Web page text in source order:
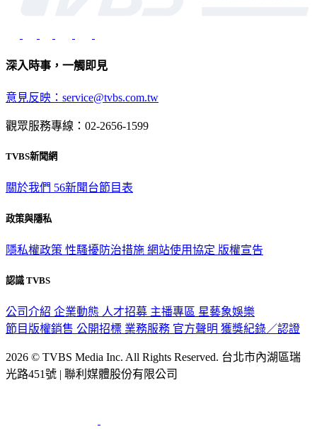
深入時事，一觸即見
意見反映：service@tvbs.com.tw
觀眾服務專線：02-2656-1599
TVBS新聞網
關於我們 56新聞台節目表
政策與隱私
隱私權政策 性騷擾防治措施 網站使用協定 版權宣告
認識 TVBS
公司介紹 企業動態 人才招募 主播專區 星藝象娛樂
節目版權銷售 公開招標 業務服務 官方聲明 獲獎紀錄／認證
2026 © TVBS Media Inc. All Rights Reserved. 台北市內湖區瑞
光路451號 | 聯利媒體股份有限公司